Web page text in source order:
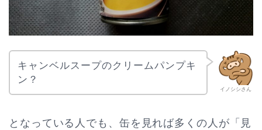
イノシシさん
キャンベルスープのクリームパンプキ
ン？
となっている人でも、缶を見れば多くの人が「見